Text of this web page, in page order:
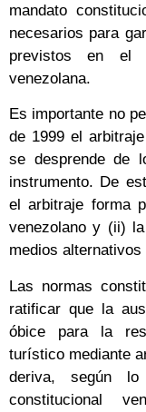
mandato
necesarios para
previstos en el
venezolana.
Es importante no
de 1999 el
se desprende de
instrumento. De
el arbitraje forma
venezolano y (ii)
medios
Las normas
ratificar que la
óbice para la
turístico mediante
deriva, según lo
constitucional